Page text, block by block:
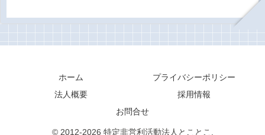
ホーム
プライバシーポリシー
法人概要
採用情報
お問合せ
© 2012-2026 特定非営利活動法人とことこ.